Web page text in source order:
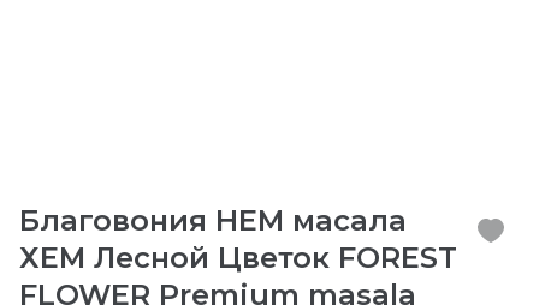
Благовония HEM масала
ХЕМ Лесной Цветок FOREST
FLOWER Premium masala